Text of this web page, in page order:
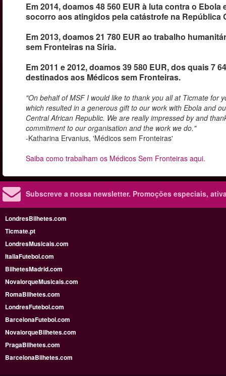
Em 2014, doamos 48 560 EUR à luta contra o Ebola
socorro aos atingidos pela catástrofe na República
Em 2013, doamos 21 780 EUR ao trabalho
sem Fronteiras na Síria.
Em 2011 e 2012, doamos 39 580 EUR, dos quais 7
destinados aos Médicos sem Fronteiras.
"On behalf of MSF I would like to thank you all at Ticmate for
which resulted in a generous gift to our work with Ebola and
Central African Republic. We are really impressed by and
commitment to our organisation and the work we do."
-Katharina Ervanius, 'Médicos sem Fronteiras'
Saiba como trabalham os Médicos Sem Fronteiras aqui.
Subscreve a nossa newsletter. Promoções especiais,
LondresBilhetes.com
Ticmate.pt
LondresMusicais.com
ItaliaFutebol.com
BilhetesMadrid.com
NovaIorqueMusicais.com
RomaBilhetes.com
LondresFutebol.com
BarcelonaFutebol.com
NovaiorqueBilhetes.com
PragaBilhetes.com
BarcelonaBilhetes.com